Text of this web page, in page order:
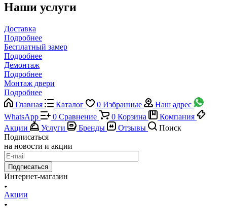
Наши услуги
Доставка
Подробнее
Бесплатный замер
Подробнее
Демонтаж
Подробнее
Монтаж двери
Подробнее
Главная
Каталог 0 Избранные
Наш адрес
WhatsApp
0 Сравнение 0 Корзина
Компания
Акции
Услуги Бренды Отзывы
Поиск
Подписаться
на новости и акции
Подписаться
Интернет-магазин
Акции